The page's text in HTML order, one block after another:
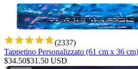
(2337)
Tappetino Personalizzato (61 cm x 36 cm)
$34.50$31.50 USD